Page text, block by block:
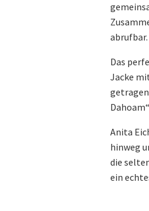
abrufbar.
Das
Jacke
Anita
hinweg
die
ein